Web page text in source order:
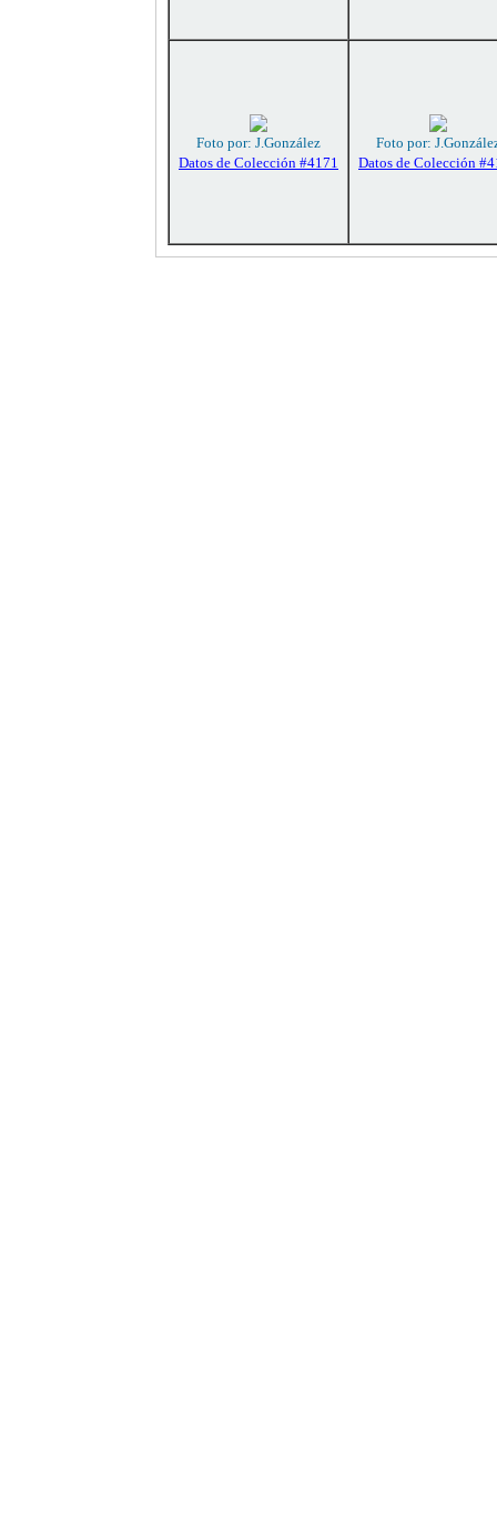
Foto por: J.González
Datos de Colección #4171
Foto por:
Datos de Colección